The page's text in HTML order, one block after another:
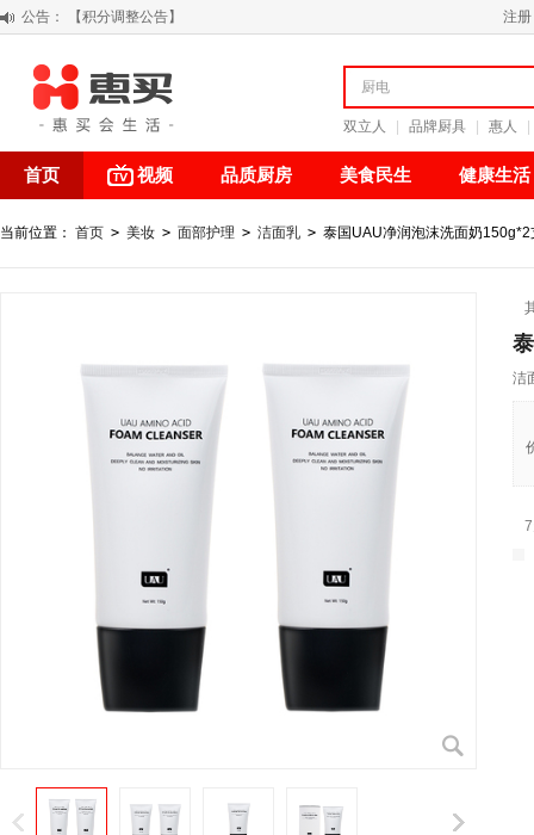
公告：
阳春三月 惠买带你感受第一颗黄果柑的清新甘甜
【公告】防诈骗提醒
【积分调整公告】
注册
双立人 品牌厨具 惠人
首页 视频 品质厨房 美食民生 健康生活
当前位置： 首页 > 美妆 > 面部护理 > 洁面乳 > 泰国UAU净润泡沫洗面奶150g*2
洁